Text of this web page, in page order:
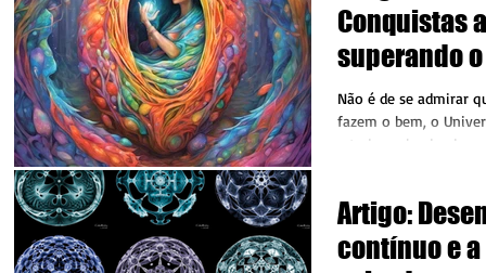
Conquistas
superando
Não é de se admirar
fazem o bem, o
e tudo acaba dando
Artigo:
contínuo e